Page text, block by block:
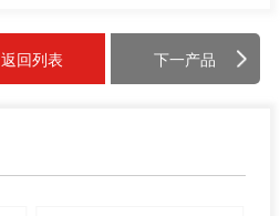
返回列表 下一产品